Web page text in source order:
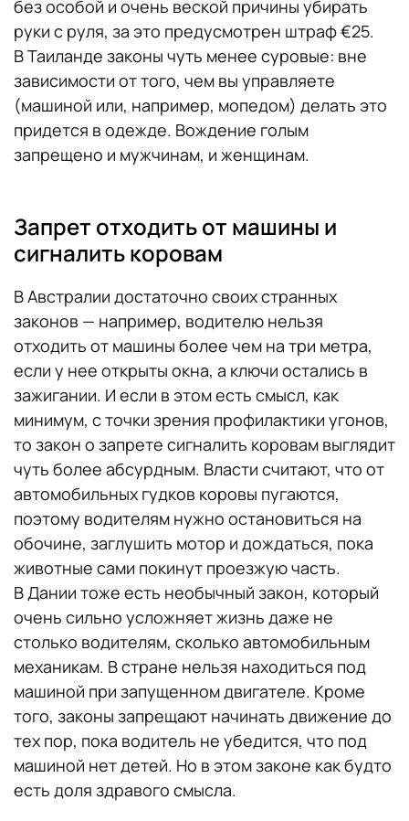
без особой и очень веской причины убирать
руки с руля, за это предусмотрен штраф €25.
В Таиланде законы чуть менее суровые: вне
зависимости от того, чем вы управляете
(машиной или, например, мопедом) делать это
придется в одежде. Вождение голым
запрещено и мужчинам, и женщинам.
Запрет отходить от машины и
сигналить коровам
В Австралии достаточно своих странных
законов — например, водителю нельзя
отходить от машины более чем на три метра,
если у нее открыты окна, а ключи остались в
зажигании. И если в этом есть смысл, как
минимум, с точки зрения профилактики угонов,
то закон о запрете сигналить коровам выглядит
чуть более абсурдным. Власти считают, что от
автомобильных гудков коровы пугаются,
поэтому водителям нужно остановиться на
обочине, заглушить мотор и дождаться, пока
животные сами покинут проезжую часть.
В Дании тоже есть необычный закон, который
очень сильно усложняет жизнь даже не
столько водителям, сколько автомобильным
механикам. В стране нельзя находиться под
машиной при запущенном двигателе. Кроме
того, законы запрещают начинать движение до
тех пор, пока водитель не убедится, что под
машиной нет детей. Но в этом законе как будто
есть доля здравого смысла.